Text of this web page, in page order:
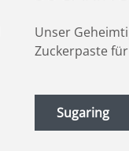
Unser
Zuckerpaste
Sugaring